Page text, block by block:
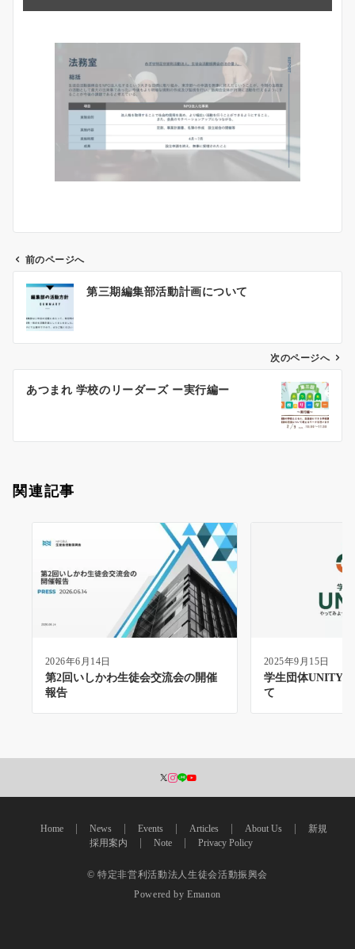
ン
前のページへ
第三期編集部活動計画について
次のページへ
あつまれ 学校のリーダーズ ー実行編ー
関連記事
2026年6月14日
第2回いしかわ生徒会交流会の開催
報告
2025年9月15日
学生団体UNITY
て
Home News Events Articles About Us
新規
採用案内
Note Privacy Policy
© 特定非営利活動法人生徒会活動振興会
Powered byEmanon